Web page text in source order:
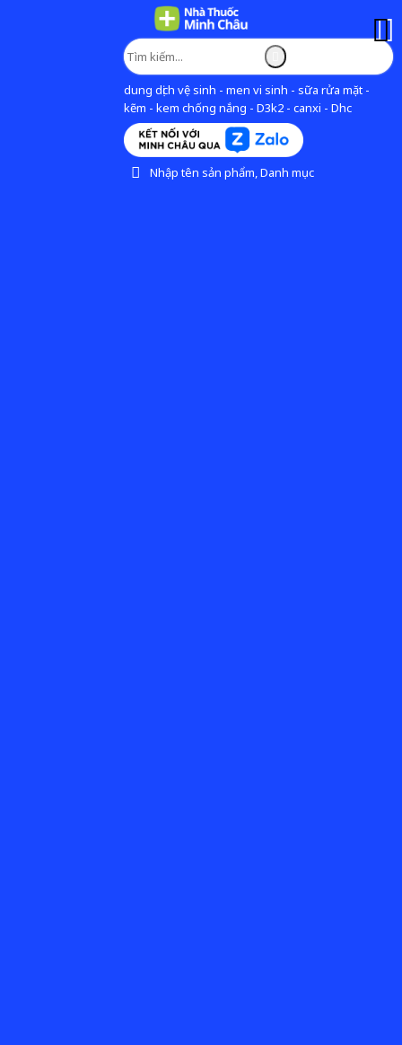
dung dịch vệ sinh - men vi sinh - sữa rửa mặt -
kẽm - kem chống nắng - D3k2 - canxi - Dhc
Nhập tên sản phẩm, Danh mục